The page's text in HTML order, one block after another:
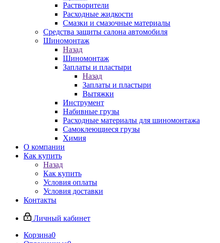
Растворители
Расходные жидкости
Смазки и смазочные материалы
Средства защиты салона автомобиля
Шиномонтаж
Назад
Шиномонтаж
Заплаты и пластыри
Назад
Заплаты и пластыри
Вытяжки
Инструмент
Набивные грузы
Расходные материалы для шиномонтажа
Самоклеющиеся грузы
Химия
О компании
Как купить
Назад
Как купить
Условия оплаты
Условия доставки
Контакты
Личный кабинет
Корзина0